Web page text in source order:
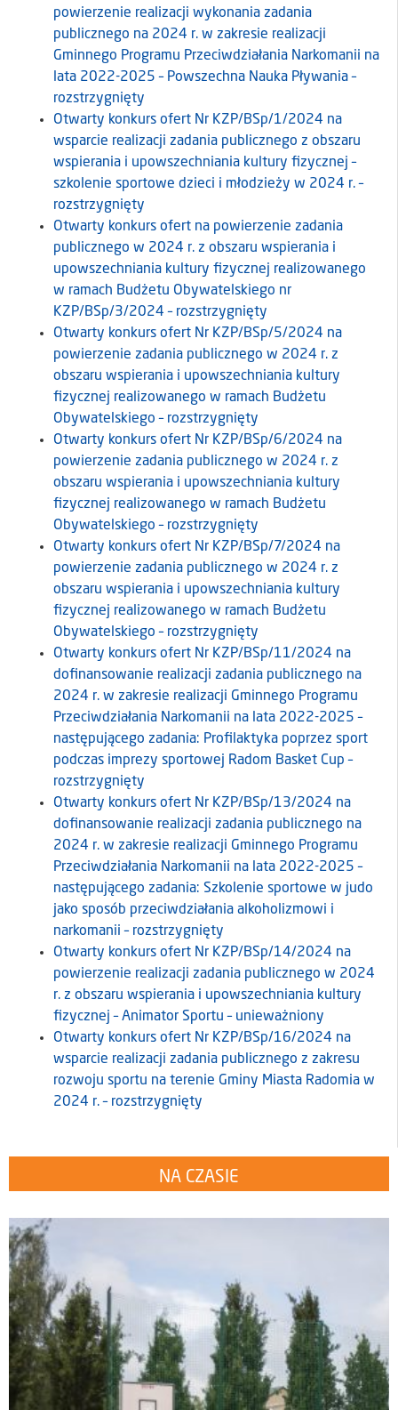
powierzenie realizacji wykonania zadania
publicznego na 2024 r. w zakresie realizacji
Gminnego Programu Przeciwdziałania Narkomanii na
lata 2022-2025 – Powszechna Nauka Pływania –
rozstrzygnięty
Otwarty konkurs ofert Nr KZP/BSp/1/2024 na
wsparcie realizacji zadania publicznego z obszaru
wspierania i upowszechniania kultury fizycznej –
szkolenie sportowe dzieci i młodzieży w 2024 r. –
rozstrzygnięty
Otwarty konkurs ofert na powierzenie zadania
publicznego w 2024 r. z obszaru wspierania i
upowszechniania kultury fizycznej realizowanego
w ramach Budżetu Obywatelskiego nr
KZP/BSp/3/2024 – rozstrzygnięty
Otwarty konkurs ofert Nr KZP/BSp/5/2024 na
powierzenie zadania publicznego w 2024 r. z
obszaru wspierania i upowszechniania kultury
fizycznej realizowanego w ramach Budżetu
Obywatelskiego – rozstrzygnięty
Otwarty konkurs ofert Nr KZP/BSp/6/2024 na
powierzenie zadania publicznego w 2024 r. z
obszaru wspierania i upowszechniania kultury
fizycznej realizowanego w ramach Budżetu
Obywatelskiego – rozstrzygnięty
Otwarty konkurs ofert Nr KZP/BSp/7/2024 na
powierzenie zadania publicznego w 2024 r. z
obszaru wspierania i upowszechniania kultury
fizycznej realizowanego w ramach Budżetu
Obywatelskiego – rozstrzygnięty
Otwarty konkurs ofert Nr KZP/BSp/11/2024 na
dofinansowanie realizacji zadania publicznego na
2024 r. w zakresie realizacji Gminnego Programu
Przeciwdziałania Narkomanii na lata 2022-2025 –
następującego zadania: Profilaktyka poprzez sport
podczas imprezy sportowej Radom Basket Cup –
rozstrzygnięty
Otwarty konkurs ofert Nr KZP/BSp/13/2024 na
dofinansowanie realizacji zadania publicznego na
2024 r. w zakresie realizacji Gminnego Programu
Przeciwdziałania Narkomanii na lata 2022-2025 –
następującego zadania: Szkolenie sportowe w judo
jako sposób przeciwdziałania alkoholizmowi i
narkomanii – rozstrzygnięty
Otwarty konkurs ofert Nr KZP/BSp/14/2024 na
powierzenie realizacji zadania publicznego w 2024
r. z obszaru wspierania i upowszechniania kultury
fizycznej – Animator Sportu – unieważniony
Otwarty konkurs ofert Nr KZP/BSp/16/2024 na
wsparcie realizacji zadania publicznego z zakresu
rozwoju sportu na terenie Gminy Miasta Radomia w
2024 r. – rozstrzygnięty
NA CZASIE